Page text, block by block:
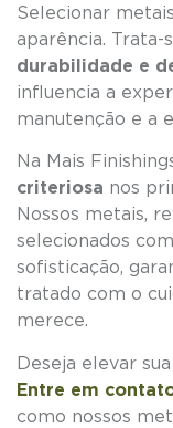
Selecionar
aparência. Trata-
durabilidade e
influencia a
manutenção e a
Na Mais
criteriosa nos
Nossos metais,
selecionados
sofisticação,
tratado com o
merece.
Deseja elevar
Entre em
como nossos